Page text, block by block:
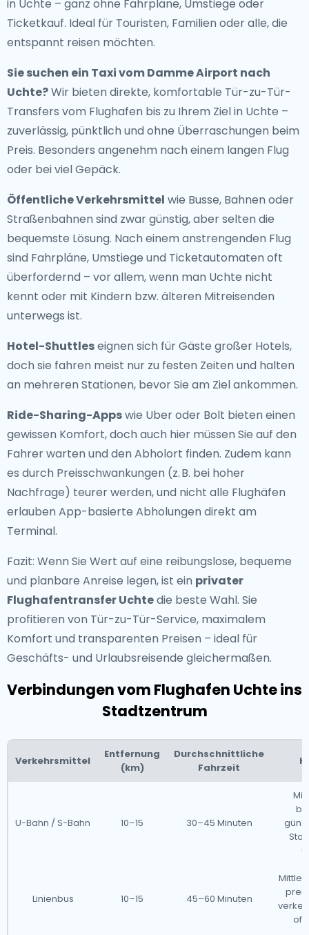
in Uchte – ganz ohne Fahrpläne, Umstiege oder
Ticketkauf. Ideal für Touristen, Familien oder alle, die
entspannt reisen möchten.
Sie suchen ein Taxi vom Damme Airport nach
Uchte?Wir bieten direkte, komfortable Tür-zu-Tür-
Transfers vom Flughafen bis zu Ihrem Ziel in Uchte –
zuverlässig, pünktlich und ohne Überraschungen beim
Preis. Besonders angenehm nach einem langen Flug
oder bei viel Gepäck.
Öffentliche Verkehrsmittel wie Busse, Bahnen oder
Straßenbahnen sind zwar günstig, aber selten die
bequemste Lösung. Nach einem anstrengenden Flug
sind Fahrpläne, Umstiege und Ticketautomaten oft
überfordernd – vor allem, wenn man Uchte nicht
kennt oder mit Kindern bzw. älteren Mitreisenden
unterwegs ist.
Hotel-Shuttleseignen sich für Gäste großer Hotels,
doch sie fahren meist nur zu festen Zeiten und halten
an mehreren Stationen, bevor Sie am Ziel ankommen.
Ride-Sharing-Appswie Uber oder Bolt bieten einen
gewissen Komfort, doch auch hier müssen Sie auf den
Fahrer warten und den Abholort finden. Zudem kann
es durch Preisschwankungen (z. B. bei hoher
Nachfrage) teurer werden, und nicht alle Flughäfen
erlauben App-basierte Abholungen direkt am
Terminal.
Fazit: Wenn Sie Wert auf eine reibungslose, bequeme
und planbare Anreise legen, ist ein privater
Flughafentransfer Uchtedie beste Wahl. Sie
profitieren von Tür-zu-Tür-Service, maximalem
Komfort und transparenten Preisen – ideal für
Geschäfts- und Urlaubsreisende gleichermaßen.
Verbindungen vom Flughafen Uchte ins
Stadtzentrum
Verkehrsmittel
Entfernung
(km)
Durchschnittliche
Fahrzeit
U-Bahn / S-Bahn 10–15 30–45 Minuten
Linienbus 10–15 45–60 Minuten
oft